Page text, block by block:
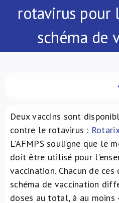
NL
rotavirus pour
schéma de
Deux vaccins sont
contre le rotavirus :
L'AFMPS souligne que le
doit être utilisé pour
vaccination. Chacun de ces
schéma de vaccination
doses au total, à au moins